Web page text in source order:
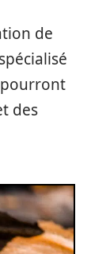
de
des